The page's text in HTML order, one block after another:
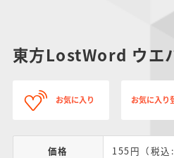
東方LostWord ウエ
お気に入り お気に入り
価格 155円（税込